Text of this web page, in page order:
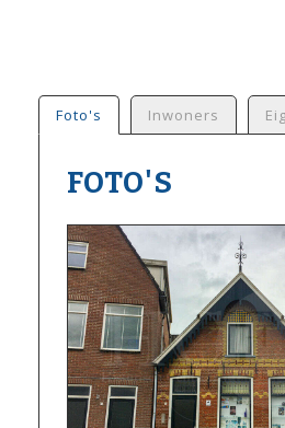
Foto's Inwoners
FOTO'S